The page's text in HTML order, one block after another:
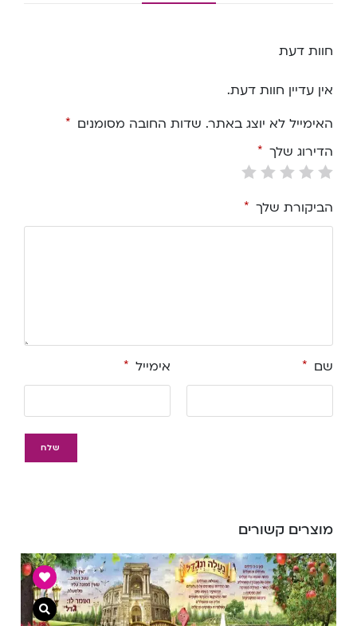
חוות דעת
אין עדיין חוות דעת.
האימייל לא יוצג באתר. שדות החובה מסומנים *
הדירוג שלך *
הביקורת שלך *
שם * אימייל *
מוצרים קשורים
צפייה